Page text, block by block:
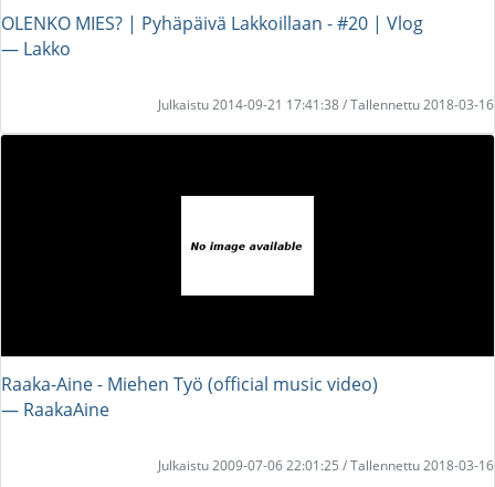
OLENKO MIES? | Pyhäpäivä Lakkoillaan - #20 | Vlog
― Lakko
Julkaistu 2014-09-21 17:41:38 / Tallennettu 2018-03-16
Raaka-Aine - Miehen Työ (official music video)
― RaakaAine
Julkaistu 2009-07-06 22:01:25 / Tallennettu 2018-03-16